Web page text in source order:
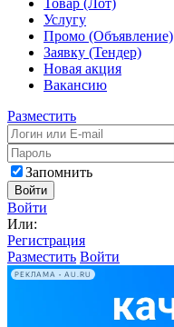
Товар (Лот)
Услугу
Промо (Объявление)
Заявку (Тендер)
Новая акция
Вакансию
Разместить
Запомнить
Войти
Войти
Или:
Регистрация
Разместить Войти
РЕКЛАМА • AU.RU